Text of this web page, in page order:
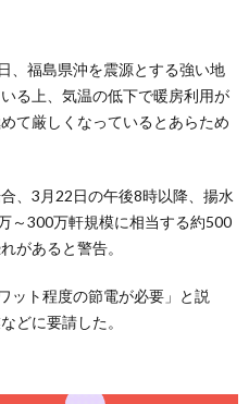
、福島県沖を震源とする強い地
る上、気温の低下で暖房利用が
て厳しくなっているとあらため
、3月22日の午後8時以降、揚水
～300万軒規模に相当する約500
があると警告。
ット程度の節電が必要」と説
どに要請した。